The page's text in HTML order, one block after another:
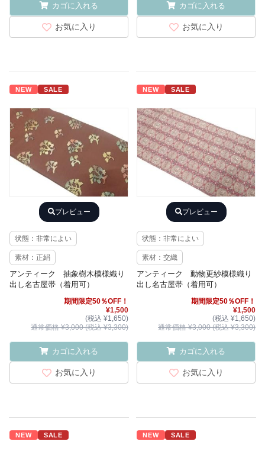
カゴに入れる
お気に入り
カゴに入れる
お気に入り
NEW SALE
プレビュー
状態：非常によい
素材：正絹
アンティーク 抽象樹木模様織り
出し名古屋帯（着用可）
期間限定50％OFF！
¥1,500
(税込 ¥1,650)
通常価格 ¥3,000 (税込 ¥3,300)
カゴに入れる
お気に入り
NEW SALE
プレビュー
状態：非常によい
素材：交織
アンティーク 動物更紗模様織り
出し名古屋帯（着用可）
期間限定50％OFF！
¥1,500
(税込 ¥1,650)
通常価格 ¥3,000 (税込 ¥3,300)
カゴに入れる
お気に入り
NEW SALE NEW SALE